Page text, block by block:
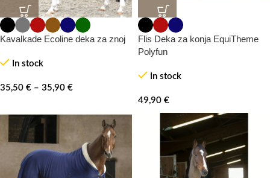
Kavalkade Ecoline deka za znoj
In stock
35,50 € – 35,90 €
Flis Deka za konja EquiTheme
Polyfun
In stock
49,90 €